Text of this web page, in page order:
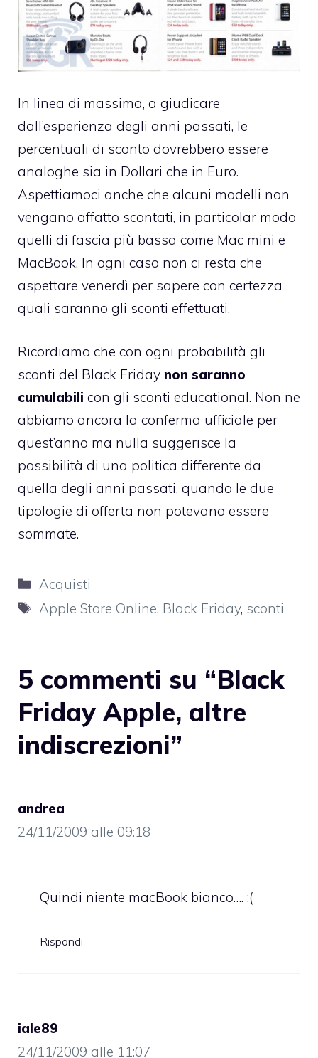
In linea di massima, a giudicare
dall’esperienza degli anni passati, le
percentuali di sconto dovrebbero essere
analoghe sia in Dollari che in Euro.
Aspettiamoci anche che alcuni modelli non
vengano affatto scontati, in particolar modo
quelli di fascia più bassa come Mac mini e
MacBook. In ogni caso non ci resta che
aspettare venerdì per sapere con certezza
quali saranno gli sconti effettuati.
Ricordiamo che con ogni probabilità gli
sconti del Black Friday non saranno
cumulabili con gli sconti educational. Non ne
abbiamo ancora la conferma ufficiale per
quest’anno ma nulla suggerisce la
possibilità di una politica differente da
quella degli anni passati, quando le due
tipologie di offerta non potevano essere
sommate.
Categorie
Acquisti
Tag
Apple Store Online, Black Friday, sconti
5 commenti su “Black
Friday Apple, altre
indiscrezioni”
andrea
24/11/2009 alle 09:18
Quindi niente macBook bianco…. :(
Rispondi
iale89
24/11/2009 alle 11:07